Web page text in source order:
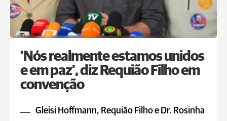
‘Nós realmente estamos unidos
e em paz’, diz Requião Filho em
convenção
Gleisi Hoffmann, Requião Filho e Dr. Rosinha